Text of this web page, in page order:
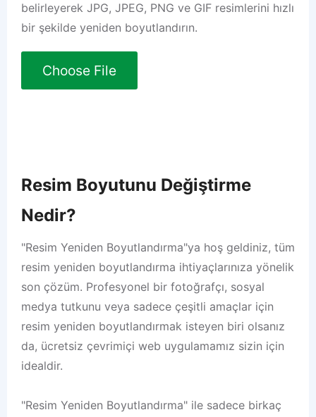
belirleyerek JPG, JPEG, PNG ve GIF resimlerini hızlı
bir şekilde yeniden boyutlandırın.
Choose File
Resim Boyutunu Değiştirme
Nedir?
"Resim Yeniden Boyutlandırma"ya hoş geldiniz, tüm
resim yeniden boyutlandırma ihtiyaçlarınıza yönelik
son çözüm. Profesyonel bir fotoğrafçı, sosyal
medya tutkunu veya sadece çeşitli amaçlar için
resim yeniden boyutlandırmak isteyen biri olsanız
da, ücretsiz çevrimiçi web uygulamamız sizin için
idealdir.
"Resim Yeniden Boyutlandırma" ile sadece birkaç